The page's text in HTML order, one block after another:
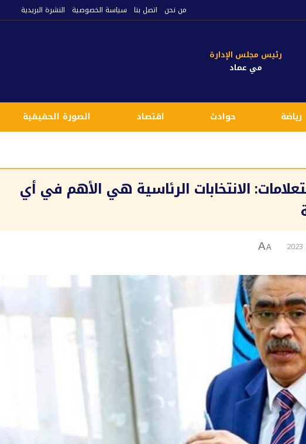
من نحن اتصل بنا سياسة الخصوصية النشرة البريدية
رئيس مجلس الإدارة
مي عماد
رياضة حوادث اقتصاد الصورة الحقيقية
الانتخابات الرئاسية هي الأهم في أي
A
A